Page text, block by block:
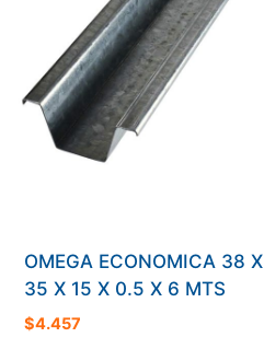
OMEGA ECONOMICA 38 X
35 X 15 X 0.5 X 6 MTS
$4.457